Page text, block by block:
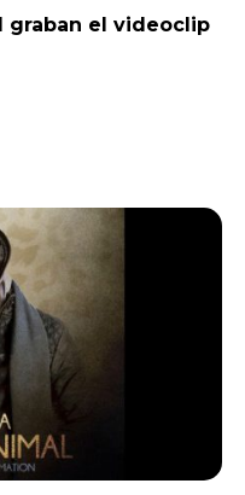
graban el videoclip